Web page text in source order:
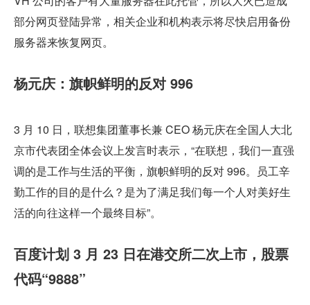
部分网页登陆异常，相关企业和机构表示将尽快启用备份
服务器来恢复网页。
杨元庆：旗帜鲜明的反对 996
3 月 10 日，联想集团董事长兼 CEO 杨元庆在全国人大北
京市代表团全体会议上发言时表示，“在联想，我们一直强
调的是工作与生活的平衡，旗帜鲜明的反对 996。员工辛
勤工作的目的是什么？是为了满足我们每一个人对美好生
活的向往这样一个最终目标”。
百度计划 3 月 23 日在港交所二次上市，股票
代码“9888”